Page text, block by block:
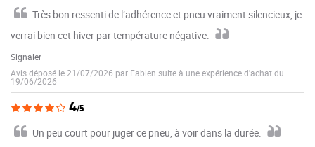
Très bon ressenti de l’adhérence et pneu vraiment silencieux, je
verrai bien cet hiver par température négative.
Signaler
Avis déposé le 21/07/2026 par Fabien suite à une expérience d'achat du
19/06/2026
4/5
Un peu court pour juger ce pneu, à voir dans la durée.